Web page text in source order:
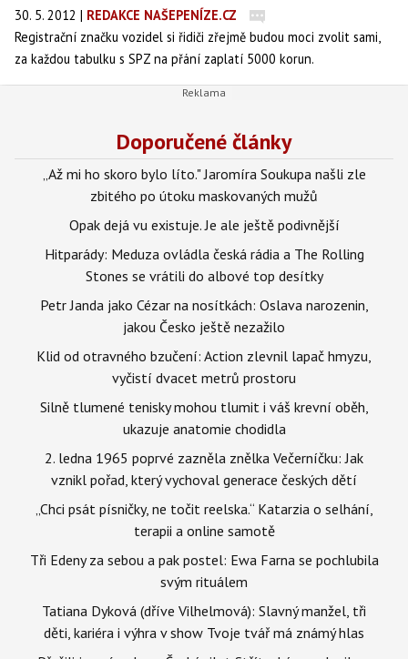
30. 5. 2012 | REDAKCE NAŠEPENÍZE.CZ
Registrační značku vozidel si řidiči zřejmě budou moci zvolit sami,
za každou tabulku s SPZ na přání zaplatí 5000 korun.
Doporučené články
„Až mi ho skoro bylo líto." Jaromíra Soukupa našli zle
zbitého po útoku maskovaných mužů
Opak dejá vu existuje. Je ale ještě podivnější
Hitparády: Meduza ovládla česká rádia a The Rolling
Stones se vrátili do albové top desítky
Petr Janda jako Cézar na nosítkách: Oslava narozenin,
jakou Česko ještě nezažilo
Klid od otravného bzučení: Action zlevnil lapač hmyzu,
vyčistí dvacet metrů prostoru
Silně tlumené tenisky mohou tlumit i váš krevní oběh,
ukazuje anatomie chodidla
2. ledna 1965 poprvé zazněla znělka Večerníčku: Jak
vznikl pořad, který vychoval generace českých dětí
„Chci psát písničky, ne točit reelska.“ Katarzia o selhání,
terapii a online samotě
Tři Edeny za sebou a pak postel: Ewa Farna se pochlubila
svým rituálem
Tatiana Dyková (dříve Vilhelmová): Slavný manžel, tři
děti, kariéra i výhra v show Tvoje tvář má známý hlas